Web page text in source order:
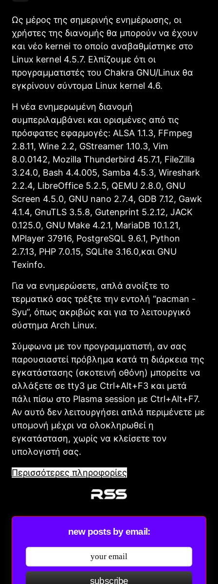
Ως μέρος της σημερινής ενημέρωσης, οι
χρήστες της διανομής θα μπορούν να έχουν
και νέο kernei το οποίο αναβαθμίστηκε στο
Linux kernel 4.5.7. Ελπίζουμε ότι οι
προγραμματιστές του Chakra GNU/Linux θα
εγκρίνουν σύντομα Linux kernel 4.6.
H νέα ενημερωμένη διανομή
συμπεριλαμβάνει και ορισμένες από τις
πρόσφατες εφαρμογές: ALSA 1.1.3, FFmpeg
2.8.11, Wine 2.2, GStreamer 1.10.3, Vim
8.0.0142, Mozilla Thunderbird 45.7.1, FileZilla
3.24.0, Bash 4.4.005, Samba 4.5.3, Wireshark
2.2.4, LibreOffice 5.2.5, QEMU 2.8.0, GNU
Screen 4.5.0, GNU nano 2.7.4, GDB 7.12, Gawk
4.1.4, GnuTLS 3.5.8, Gutenprint 5.2.12, JACK
0.125.0, GNU Make 4.2.1, MariaDB 10.1.21,
MPlayer 37916, PostgreSQL 9.6.1, Python
2.7.13, PHP 7.0.15, SQLite 3.16.0,και GNU
Texinfo.
Για να ενημερώσετε, απλά ανοίξτε το
τερματικό σας τρέξτε την εντολή “pacman -
Syu”, όπως ακριβώς και για το λειτουργικό
σύστημα Arch Linux.
Σύμφωνα με τον προγραμματιστή, αν σας
παρουσιαστεί πρόβλημα κατά τη διάρκεια της
εγκατάστασης (σκοτεινή οθόνη) μπορείτε να
αλλάξετε σε tty3 με Ctrl+Alt+F3 και μετά
πάλι πίσω στο Plasma session με Ctrl+Alt+F7.
Αν αυτό δεν λειτουργήσει απλά περιμένετε με
υπομονή μέχρι να ολοκληρωθεί η
εγκατάσταση, χωρίς να κλείσετε τον
υπολογιστή σας.
Περισσότερες πληροφορίες
new posts by email:
subscribe